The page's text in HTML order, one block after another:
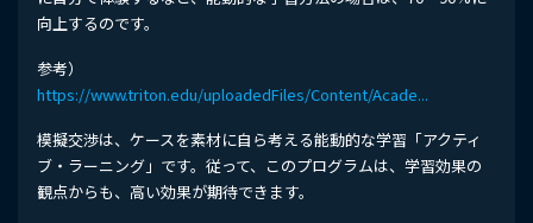
向上するのです。
参考）
https://www.triton.edu/uploadedFiles/Content/Acade...
模擬交渉は、ケースを素材に自ら考える能動的な学習「アクティ
ブ・ラーニング」です。従って、このプログラムは、学習効果の
観点からも、高い効果が期待できます。